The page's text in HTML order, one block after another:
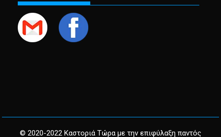
© 2020-2022 Καστοριά Τώρα με την επιφύλαξη παντός